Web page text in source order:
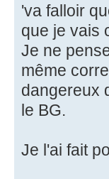
'va falloir
que je vais
Je ne
même
dangereux
le BG.
Je l'ai fait